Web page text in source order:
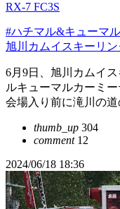
RX-7 FC3S
#ハチマル&キューマ
旭川カムイスキーリ
6月9日、旭川カムイ
ルキューマルカーミ
会場入り前に滝川の
thumb_up 304
comment12
2024/06/18 18:36